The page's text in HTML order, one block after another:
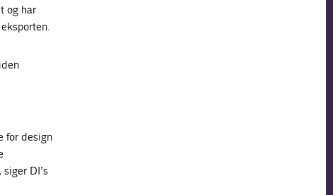
og har
for design
DI’s